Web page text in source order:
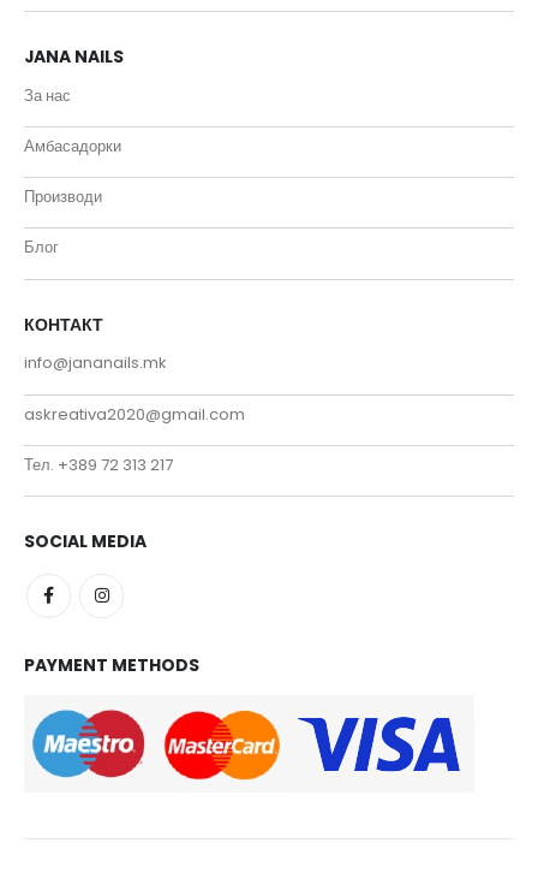
JANA NAILS
За нас
Амбасадорки
Производи
Блог
КОНТАКТ
info@jananails.mk
askreativa2020@gmail.com
Тел. +389 72 313 217
SOCIAL MEDIA
PAYMENT METHODS